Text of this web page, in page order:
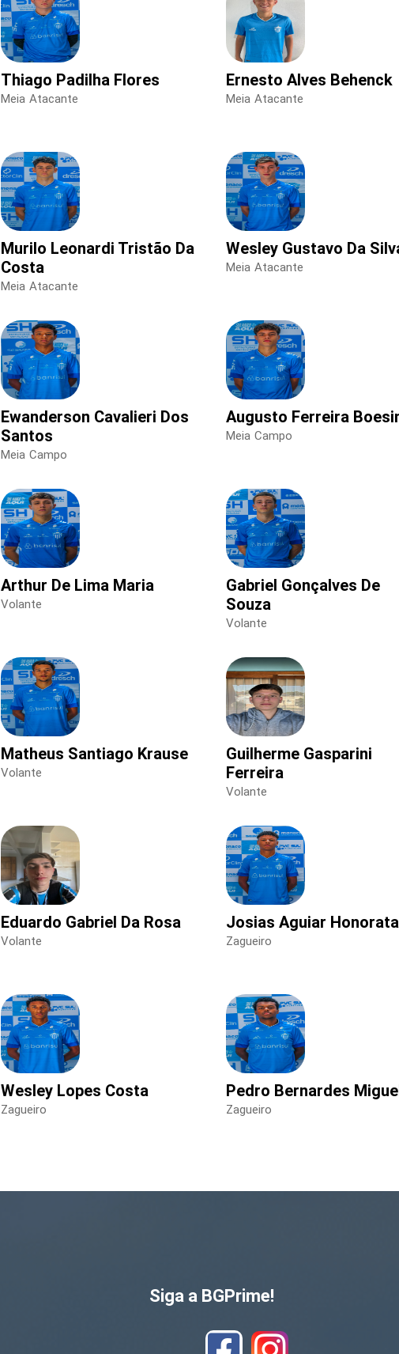
Thiago Padilha Flores
Meia Atacante
Ernesto Alves Behenck
Meia Atacante
Murilo Leonardi Tristão Da
Costa
Meia Atacante
Wesley Gustavo Da
Meia Atacante
Ewanderson Cavalieri Dos
Santos
Meia Campo
Augusto Ferreira
Meia Campo
Arthur De Lima Maria
Volante
Gabriel Gonçalves De
Souza
Volante
Matheus Santiago Krause
Volante
Guilherme Gasparini
Ferreira
Volante
Eduardo Gabriel Da Rosa
Volante
Josias Aguiar Honorata
Zagueiro
Wesley Lopes Costa
Zagueiro
Pedro Bernardes
Zagueiro
Siga a BGPrime!